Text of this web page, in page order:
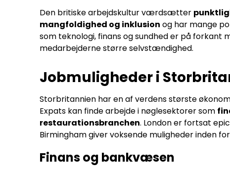
Den britiske arbejdskultur værdsætter
mangfoldighed og inklusion og har mange
som teknologi, finans og sundhed er på forkant
medarbejderne større selvstændighed.
Jobmuligheder i
Storbritannien har en af verdens største
Expats kan finde arbejde i nøglesektorer som
restaurationsbranchen. London er fortsat
Birmingham giver voksende muligheder inden
Finans og bankvæsen